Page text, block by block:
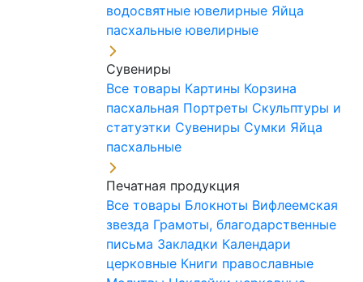
водосвятные ювелирные Яйца
пасхальные ювелирные
Сувениры
Все товары Картины Корзина
пасхальная Портреты Скульптуры и
статуэтки Сувениры Сумки Яйца
пасхальные
Печатная продукция
Все товары Блокноты Вифлеемская
звезда Грамоты, благодарственные
письма Закладки Календари
церковные Книги православные